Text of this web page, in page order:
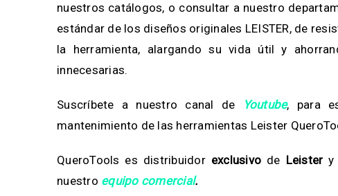
nuestros catálogos, o consultar a nuestro
estándar de los diseños originales LEISTER, de
la herramienta, alargando su vida útil y
innecesarias.
Suscríbete a nuestro canal de Youtube, para
mantenimiento de las herramientas Leister
QueroTools es distribuidor exclusivo de Leister y
nuestro equipo comercial.